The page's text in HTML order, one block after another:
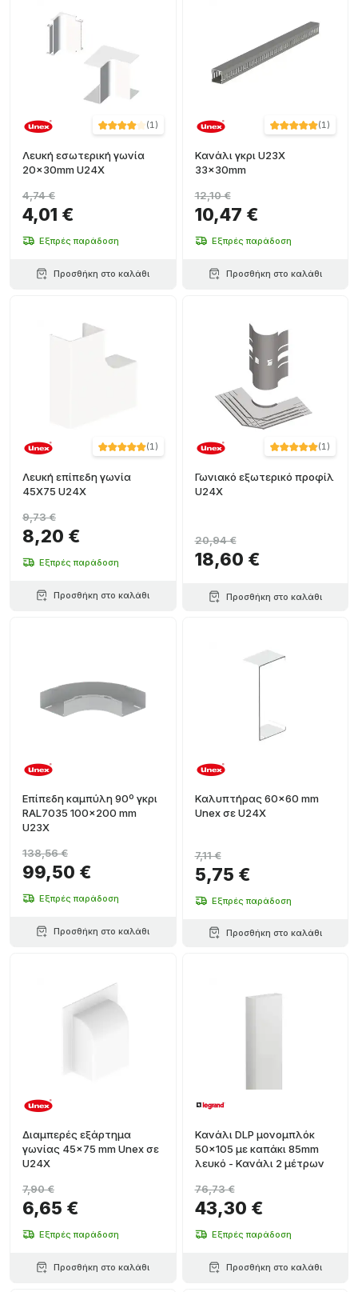
(1)
Λευκή εσωτερική γωνία
20x30mm U24X
4,01 €
4,74 €
Εξπρές παράδοση
Προσθήκη στο καλάθι
(1)
Κανάλι γκρι U23X
33x30mm
10,47 €
12,10 €
Εξπρές παράδοση
Προσθήκη στο καλάθι
(1)
Λευκή επίπεδη γωνία
45X75 U24X
8,20 €
9,73 €
Εξπρές παράδοση
Προσθήκη στο καλάθι
(1)
Γωνιακό εξωτερικό προφίλ
U24X
18,60 €
20,94 €
Προσθήκη στο καλάθι
Επίπεδη καμπύλη 90º γκρι
RAL7035 100x200 mm
U23X
99,50 €
138,56 €
Εξπρές παράδοση
Προσθήκη στο καλάθι
Καλυπτήρας 60x60 mm
Unex σε U24X
5,75 €
7,11 €
Εξπρές παράδοση
Προσθήκη στο καλάθι
Διαμπερές εξάρτημα
γωνίας 45x75 mm Unex σε
U24X
6,65 €
7,90 €
Εξπρές παράδοση
Προσθήκη στο καλάθι
Κανάλι DLP μονομπλόκ
50x105 με καπάκι 85mm
λευκό - Κανάλι 2 μέτρων
43,30 €
76,73 €
Εξπρές παράδοση
Προσθήκη στο καλάθι